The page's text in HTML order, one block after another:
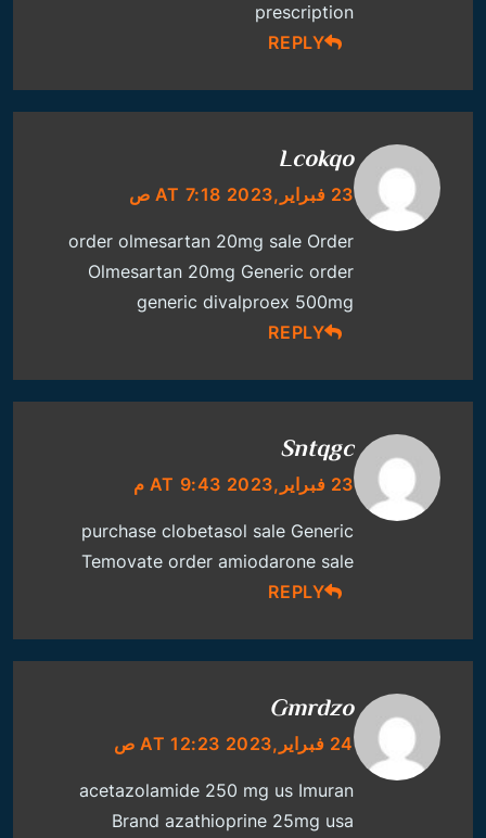
prescription
REPLY
Lcokqo
23 فبراير,2023 AT 7:18 ص
order olmesartan 20mg sale Order
Olmesartan 20mg Generic order
generic divalproex 500mg
REPLY
Sntqgc
23 فبراير,2023 AT 9:43 م
purchase clobetasol sale Generic
Temovate order amiodarone sale
REPLY
Gmrdzo
24 فبراير,2023 AT 12:23 ص
acetazolamide 250 mg us Imuran
Brand azathioprine 25mg usa